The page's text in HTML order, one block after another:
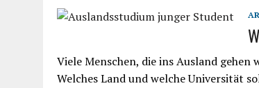
Viele Menschen, die ins Ausland
Welches Land und welche Universität